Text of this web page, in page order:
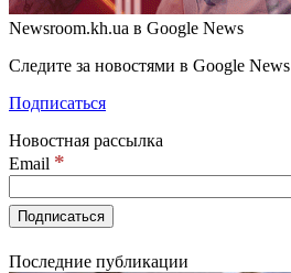
Newsroom.kh.ua в Google News
Следите за новостями в Google News
Подписаться
Новостная рассылка
Email *
Последние публикации